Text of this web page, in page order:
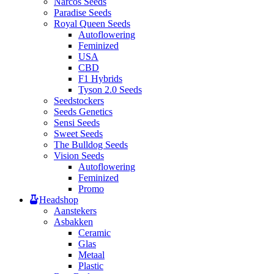
Paradise Seeds
Royal Queen Seeds
Autoflowering
Feminized
USA
CBD
F1 Hybrids
Tyson 2.0 Seeds
Seedstockers
Seeds Genetics
Sensi Seeds
Sweet Seeds
The Bulldog Seeds
Vision Seeds
Autoflowering
Feminized
Promo
Headshop
Aanstekers
Asbakken
Ceramic
Glas
Metaal
Plastic